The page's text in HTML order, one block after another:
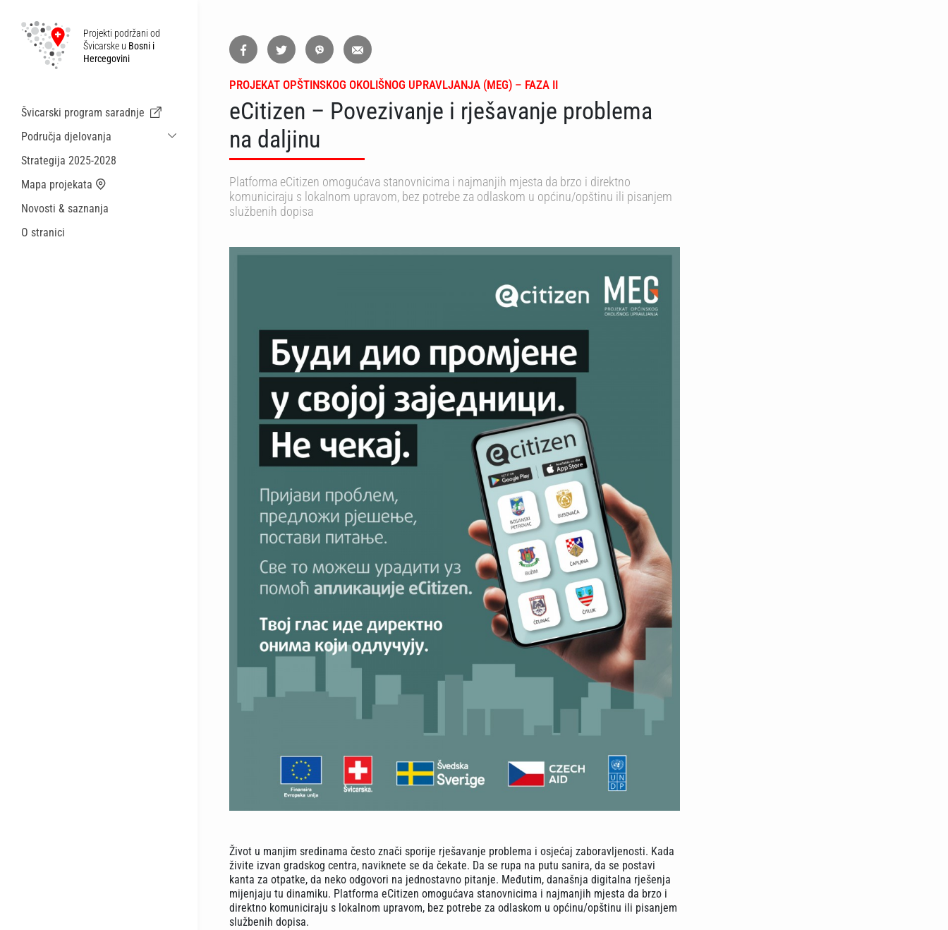
Projekti podržani od
Švicarske u Bosni i
Hercegovini
Švicarski program saradnje
Područja djelovanja
Održiva ekonomska saradnja i migracije
Strategija 2025-2028
Mapa projekata
Novosti & saznanja
O stranici
PROJEKAT OPŠTINSKOG OKOLIŠNOG UPRAVLJANJA (MEG) – FAZA II
eCitizen – Povezivanje i rješavanje problema
na daljinu
Platforma eCitizen omogućava stanovnicima i najmanjih mjesta da brzo i direktno
komuniciraju s lokalnom upravom, bez potrebe za odlaskom u općinu/opštinu ili pisanjem
službenih dopisa
Život u manjim sredinama često znači sporije rješavanje problema i osjećaj zaboravljenosti. Kada
živite izvan gradskog centra, naviknete se da čekate. Da se rupa na putu sanira, da se postavi
kanta za otpatke, da neko odgovori na jednostavno pitanje. Međutim, današnja digitalna rješenja
mijenjaju tu dinamiku. Platforma eCitizen omogućava stanovnicima i najmanjih mjesta da brzo i
direktno komuniciraju s lokalnom upravom, bez potrebe za odlaskom u općinu/opštinu ili pisanjem
službenih dopisa.